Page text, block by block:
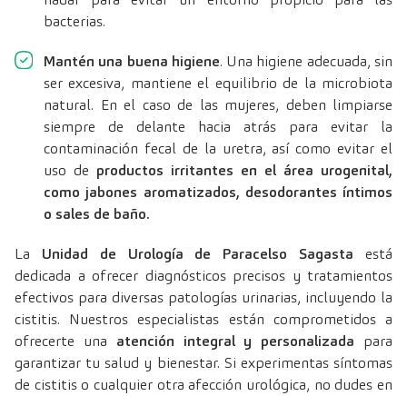
bacterias.
Mantén una buena higiene. Una higiene adecuada, sin
ser excesiva, mantiene el equilibrio de la microbiota
natural. En el caso de las mujeres, deben limpiarse
siempre de delante hacia atrás para evitar la
contaminación fecal de la uretra, así como evitar el
uso de productos irritantes en el área urogenital,
como jabones aromatizados, desodorantes íntimos
o sales de baño.
La Unidad de Urología de Paracelso Sagasta está
dedicada a ofrecer diagnósticos precisos y tratamientos
efectivos para diversas patologías urinarias, incluyendo la
cistitis. Nuestros especialistas están comprometidos a
ofrecerte una atención integral y personalizada para
garantizar tu salud y bienestar. Si experimentas síntomas
de cistitis o cualquier otra afección urológica, no dudes en